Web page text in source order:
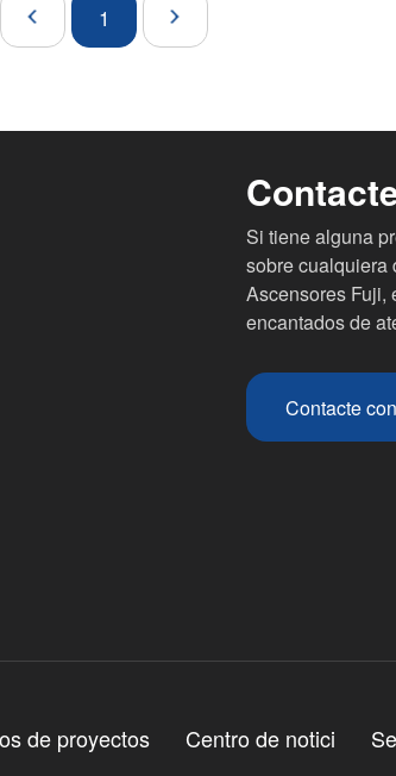
1
Si tiene alguna
sobre cualquiera
Ascensores Fuji,
encantados de
Contacte
de proyectos Centro de notici